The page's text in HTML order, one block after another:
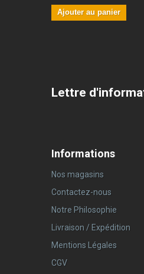
Ajouter au panier
Lettre
Informations
Nos magasins
Contactez-nous
Notre Philosophie
Livraison / Expédition
Mentions Légales
CGV